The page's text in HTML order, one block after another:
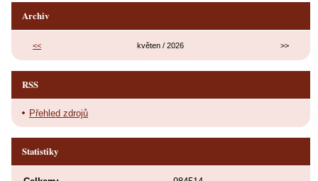
Archiv
<< květen / 2026 >>
RSS
Přehled zdrojů
Statistiky